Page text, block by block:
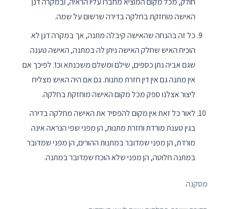
האישה מוחזקת בחלקה בדירה שרשום על שמה.
כל זה בהנחה שהאישה קיבלה מתנה, אך במקרה דנן לא
הוכיח האיש שחלק האישה ניתן לה במתנה, האישה טענה
שגם אביה נתן כספים, שילם ומשלם משכנתא וכו'. לפיכך אם
אין מתנה גם אין דין חזרת מתנות. גם אם היה האיש מצליח
ליצור אצלנו ספק מכל מקום האישה מוחזקת בחלקה.
לאור כל זאת אין מקום להפסיד את האישה מחלקה בדירה
בגין טענת מורדת וחזרת מתנות, הן מפני שפי הנראה אינה
מורדת, הן מפני שמדובר במתנות ההורים, הן מפני שמדובר
במתנה חלוטה, הן מפני שלא הוכח שמדובר במתנה.
מסקנה